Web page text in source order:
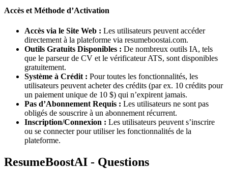
Accès et Méthode d’Activation
Accès via le Site Web : Les utilisateurs peuvent accéder
directement à la plateforme via resumeboostai.com.
Outils Gratuits Disponibles : De nombreux outils IA, tels
que le parseur de CV et le vérificateur ATS, sont disponibles
gratuitement.
Système à Crédit : Pour toutes les fonctionnalités, les
utilisateurs peuvent acheter des crédits (par ex. 10 crédits pour
un paiement unique de 10 $) qui n’expirent jamais.
Pas d’Abonnement Requis : Les utilisateurs ne sont pas
obligés de souscrire à un abonnement récurrent.
Inscription/Connexion : Les utilisateurs peuvent s’inscrire
ou se connecter pour utiliser les fonctionnalités de la
plateforme.
ResumeBoostAI - Questions